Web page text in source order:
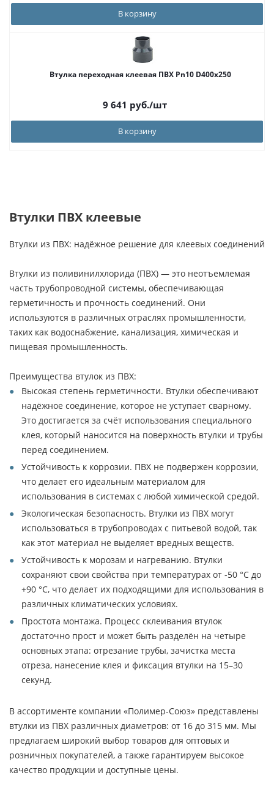
В корзину
Втулка переходная клеевая ПВХ Pn10 D400x250
9 641 руб./шт
В корзину
Втулки ПВХ клеевые
Втулки из ПВХ: надёжное решение для клеевых соединений
Втулки из поливинилхлорида (ПВХ) — это неотъемлемая
часть трубопроводной системы, обеспечивающая
герметичность и прочность соединений. Они
используются в различных отраслях промышленности,
таких как водоснабжение, канализация, химическая и
пищевая промышленность.
Преимущества втулок из ПВХ:
Высокая степень герметичности. Втулки обеспечивают
надёжное соединение, которое не уступает сварному.
Это достигается за счёт использования специального
клея, который наносится на поверхность втулки и трубы
перед соединением.
Устойчивость к коррозии. ПВХ не подвержен коррозии,
что делает его идеальным материалом для
использования в системах с любой химической средой.
Экологическая безопасность. Втулки из ПВХ могут
использоваться в трубопроводах с питьевой водой, так
как этот материал не выделяет вредных веществ.
Устойчивость к морозам и нагреванию. Втулки
сохраняют свои свойства при температурах от -50 °C до
+90 °C, что делает их подходящими для использования в
различных климатических условиях.
Простота монтажа. Процесс склеивания втулок
достаточно прост и может быть разделён на четыре
основных этапа: отрезание трубы, зачистка места
отреза, нанесение клея и фиксация втулки на 15–30
секунд.
В ассортименте компании «Полимер-Союз» представлены
втулки из ПВХ различных диаметров: от 16 до 315 мм. Мы
предлагаем широкий выбор товаров для оптовых и
розничных покупателей, а также гарантируем высокое
качество продукции и доступные цены.